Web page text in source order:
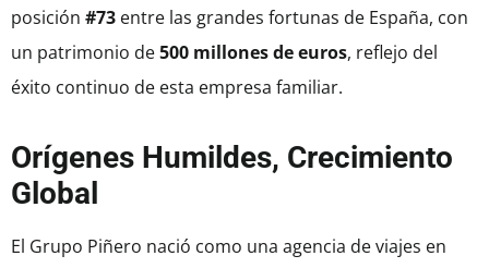
posición #73 entre las grandes fortunas de España, con
un patrimonio de500 millones de euros, reflejo del
éxito continuo de esta empresa familiar.
Orígenes Humildes, Crecimiento
Global
El Grupo Piñero nació como una agencia de viajes en